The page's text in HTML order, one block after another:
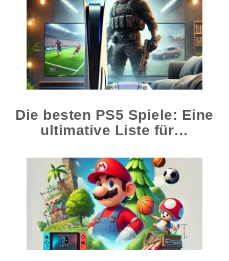
Die besten PS5 Spiele: Eine
ultimative Liste für…